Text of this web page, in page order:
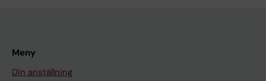
Meny
Din anställning